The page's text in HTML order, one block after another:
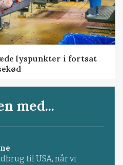
lyspunkter i fortsat
med...
til USA, når vi